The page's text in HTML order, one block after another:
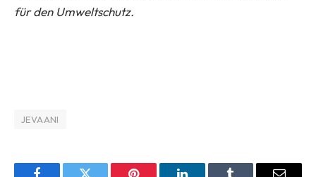
für den Umweltschutz.
JEVAANI